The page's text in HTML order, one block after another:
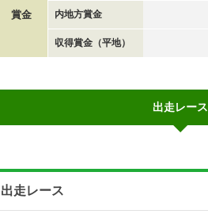
賞金 内地方賞金
収得賞金（平地）
出走レース
出走レース